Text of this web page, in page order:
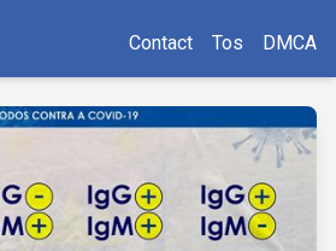
Contact Tos DMCA